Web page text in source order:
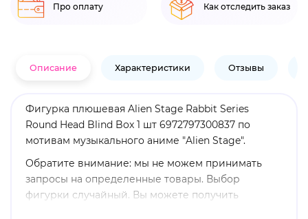
Про оплату Как отследить заказ
Описание Характеристики Отзывы
Фигурка плюшевая Alien Stage Rabbit Series
Round Head Blind Box 1 шт 6972797300837 по
мотивам музыкального аниме "Alien Stage".
Обратите внимание: мы не можем принимать
запросы на определенные товары. Выбор
фигурки случайный. Вы можете получить